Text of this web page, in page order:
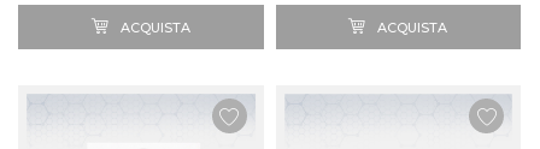
ACQUISTA ACQUISTA